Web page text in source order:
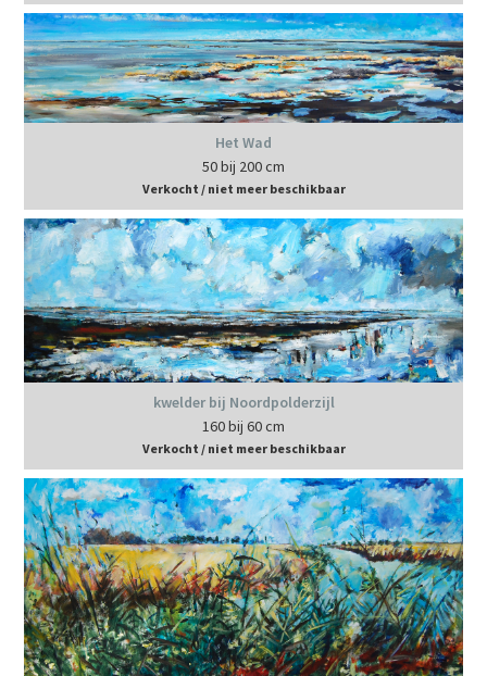
Het Wad
50 bij 200 cm
Verkocht / niet meer beschikbaar
kwelder bij Noordpolderzijl
160 bij 60 cm
Verkocht / niet meer beschikbaar